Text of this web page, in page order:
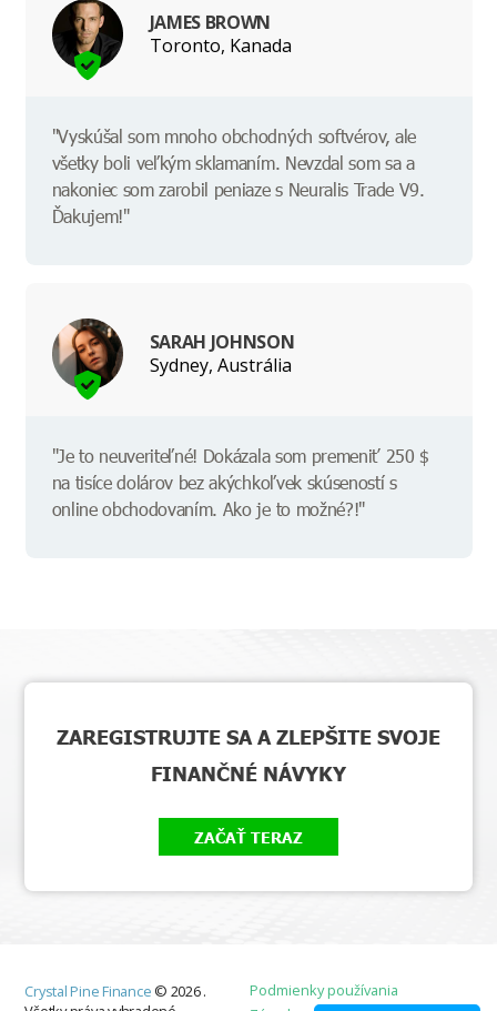
JAMES BROWN
Toronto, Kanada
"Vyskúšal som mnoho obchodných softvérov, ale
všetky boli veľkým sklamaním. Nevzdal som sa a
nakoniec som zarobil peniaze s Neuralis Trade V9.
Ďakujem!"
SARAH JOHNSON
Sydney, Austrália
"Je to neuveriteľné! Dokázala som premeniť 250 $
na tisíce dolárov bez akýchkoľvek skúseností s
online obchodovaním. Ako je to možné?!"
ZAREGISTRUJTE SA A ZLEPŠITE SVOJE
FINANČNÉ NÁVYKY
ZAČAŤ TERAZ
Crystal Pine Finance © 2026.
Podmienky používania